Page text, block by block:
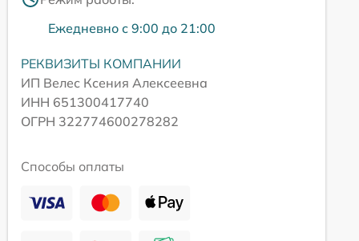
Ежедневно с 9:00 до 21:00
РЕКВИЗИТЫ КОМПАНИИ
ИП Велес Ксения Алексеевна
ИНН 651300417740
ОГРН 322774600278282
Способы оплаты